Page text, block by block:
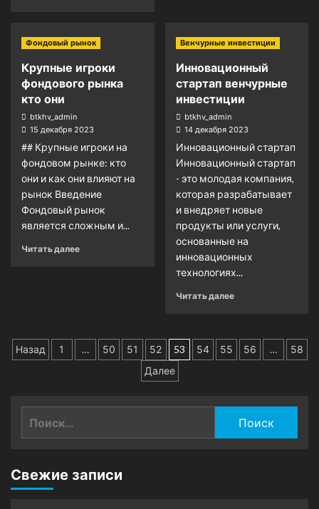
Фондовый рынок
Крупные игроки
фондового рынка
кто они
btkhv_admin
15 декабря 2023
## Крупные игроки на
фондовом рынке: кто
они и как они влияют на
рынок Введение
Фондовый рынок
является сложным и...
Читать далее
Венчурные инвестиции
Инновационный
стартап венчурные
инвестиции
btkhv_admin
14 декабря 2023
Инновационный стартап
Инновационный стартап
- это молодая компания,
которая разрабатывает
и внедряет новые
продукты или услуги,
основанные на
инновационных
технологиях...
Читать далее
Пагинация
Назад 1 … 50 51 52 53 54 55 56 …
58
Далее
Свежие записи